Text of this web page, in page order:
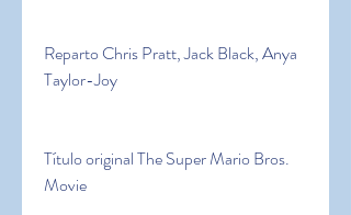
Reparto Chris Pratt, Jack Black, Anya
Taylor-Joy
Título original The Super Mario Bros.
Movie